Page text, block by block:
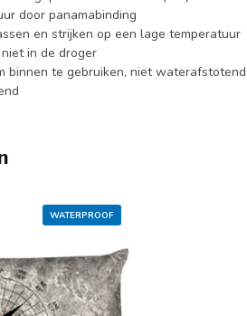
door panamabinding
en strijken op een lage temperatuur
in de droger
binnen te gebruiken, niet waterafstotend
WATERPROOF